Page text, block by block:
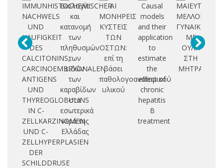
IMMUNHISTOCHEMISCHER
NACHWELS
UND
HAUFIGKEIT
DES
CALCITONINS,
CARCINOEMBRYONALEN
ANTIGENS
UND
THYREOGLOBULINS
IN C-
ZELLKARZINOMEN
UND C-
ZELLHYPERPLASIEN
DER
SCHILDDRUSE
Βιολογία
και
κατανομή
των
πληθυσμών
των
ειδών
των
καραβίδων
στα
εσωτερικά
νερά της
Ελλάδας
ΑΙ
ΜΟΝΗΡΕΙΣ
ΚΥΣΤΕΙΣ
ΤΩΝ
ΟΣΤΩΝ:
επί τη
βάσει
παθολογοανατομικού
υλικού
Causal
models
and their
application
to
estimate
the
effect of
chronic
hepatitis
B
treatment
ΜΑΙΕΥΤΙΚΟΝ
ΜΕΛΛΟΝ
ΓΥΝΑΙΚΩΝ
ΜΕ
ΟΥΛΗ
ΣΤΗ
ΜΗΤΡΑ